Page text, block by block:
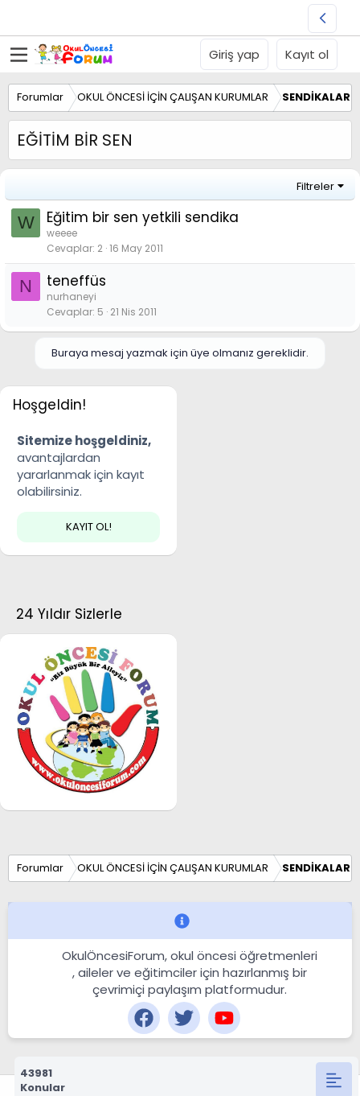
Giriş yap Kayıt ol
Forumlar OKUL ÖNCESİ İÇİN ÇALIŞAN KURUMLAR SENDİKALAR
EĞİTİM BİR SEN
Filtreler
W Eğitim bir sen yetkili sendika
weeee
Cevaplar 2 16 May 2011
N teneffüs
nurhaneyi
Cevaplar 5 21 Nis 2011
Buraya mesaj yazmak için üye olmanız gereklidir.
Hoşgeldin!
Sitemize hoşgeldiniz,
avantajlardan
yararlanmak için kayıt
olabilirsiniz.
KAYIT OL!
24 Yıldır Sizlerle
Forumlar OKUL ÖNCESİ İÇİN ÇALIŞAN KURUMLAR SENDİKALAR
OkulÖncesiForum, okul öncesi öğretmenleri
, aileler ve eğitimciler için hazırlanmış bir
çevrimiçi paylaşım platformudur.
43981
Konular